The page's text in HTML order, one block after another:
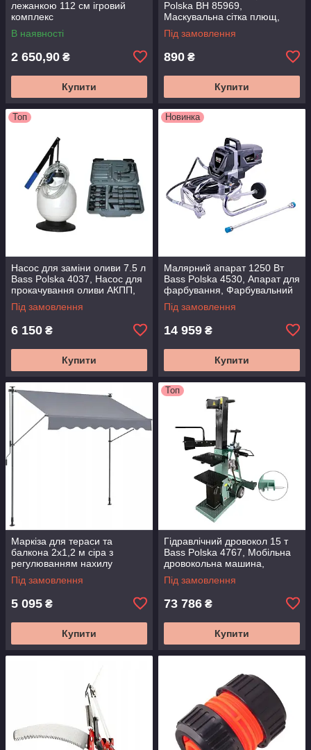
лежанкою 112 см ігровий
комплекс
В наявності
2 650,90 ₴
Купити
Polska BH 85969,
Маскувальна сітка плющ,
Штучне листя плющ, Сітка
для балкону
Під замовлення
890 ₴
Купити
Топ
Насос для заміни оливи 7.5 л
Bass Polska 4037, Насос для
прокачування оливи АКПП,
Помпа для заміни оливи КПП
Під замовлення
6 150 ₴
Купити
Новинка
Малярний апарат 1250 Вт
Bass Polska 4530, Апарат для
фарбування, Фарбувальний
агрегат, Апарат для
фарбування стін
Під замовлення
14 959 ₴
Купити
Маркіза для тераси та
балкона 2x1,2 м сіра з
регулюванням нахилу
SucceBuy
Під замовлення
5 095 ₴
Купити
Топ
Гідравлічний дровокол 15 т
Bass Polska 4767, Мобільна
дровокольна машина,
Дровокол для дачі
Під замовлення
73 786 ₴
Купити